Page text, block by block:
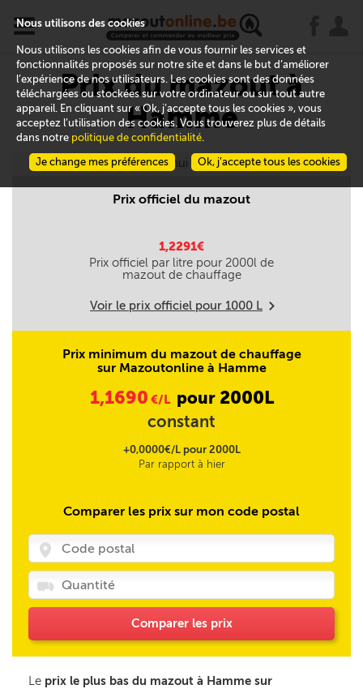
x
Prix du mazout à
Hamme
Aujourd'hui le 09/08
Prix officiel du mazout
1,2291€
Prix officiel par litre pour 2000l de
mazout de chauffage
Voir le prix officiel pour 1000 L m
Prix minimum du mazout de chauffage
sur Mazoutonline à Hamme
1,1690 €/L pour 2000L
constant
+0,0000€/L pour 2000L
Par rapport à hier
Comparer les prix sur mon code postal
Comparer les prix
Le prix le plus bas du mazout à Hamme sur
Nous utilisons des cookies
Nous utilisons les cookies afin de vous fournir les services et
fonctionnalités proposés sur notre site et dans le but d’améliorer
l’expérience de nos utilisateurs. Les cookies sont des données
téléchargées ou stockées sur votre ordinateur ou sur tout autre
appareil. En cliquant sur « Ok, j’accepte tous les cookies », vous
acceptez l’utilisation des cookies. Vous trouverez plus de détails
dans notre politique de confidentialité.
Ok, j’accepte tous les cookies
Je change mes préférences